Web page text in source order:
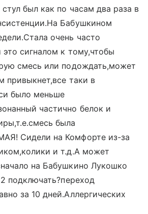
был как по часам два раза в
Бабушкином
очень часто
сигналом к тому,чтобы
смесь или подождать,может
привыкнет,все таки в
было меньше
частично белок и
была
Сидели на Комфорте из-за
и т.д.А может
на Бабушкино Лукошко
подключать?переход
за 10 дней.Аллергических